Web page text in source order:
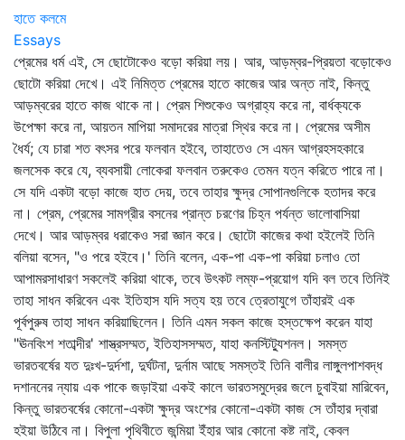
হাতে কলমে
Essays
প্রেমের ধর্ম এই, সে ছোটোকেও বড়ো করিয়া লয়। আর, আড়ম্বর-প্রিয়তা বড়োকেও
ছোটো করিয়া দেখে। এই নিমিত্ত প্রেমের হাতে কাজের আর অন্ত নাই, কিন্তু
আড়ম্বরের হাতে কাজ থাকে না। প্রেম শিশুকেও অগ্রাহ্য করে না, বার্ধক্যকে
উপেক্ষা করে না, আয়তন মাপিয়া সমাদরের মাত্রা স্থির করে না। প্রেমের অসীম
ধৈর্য; যে চারা শত বৎসর পরে ফলবান হইবে, তাহাতেও সে এমন আগ্রহসহকারে
জলসেক করে যে, ব্যবসায়ী লোকেরা ফলবান তরুকেও তেমন যত্ন করিতে পারে না।
সে যদি একটা বড়ো কাজে হাত দেয়, তবে তাহার ক্ষুদ্র সোপানগুলিকে হতাদর করে
না। প্রেম, প্রেমের সামগ্রীর বসনের প্রান্ত চরণের চিহ্ন পর্যন্ত ভালোবাসিয়া
দেখে। আর আড়ম্বর ধরাকেও সরা জ্ঞান করে। ছোটো কাজের কথা হইলেই তিনি
বলিয়া বসেন, "ও পরে হইবে।' তিনি বলেন, এক-পা এক-পা করিয়া চলাও তো
আপামরসাধারণ সকলেই করিয়া থাকে, তবে উৎকট লম্ফ-প্রয়োগ যদি বল তবে তিনিই
তাহা সাধন করিবেন এবং ইতিহাস যদি সত্য হয় তবে ত্রেতাযুগে তাঁহারই এক
পূর্বপুরুষ তাহা সাধন করিয়াছিলেন। তিনি এমন সকল কাজে হস্তক্ষেপ করেন যাহা
"ঊনবিংশ শতাব্দীর' শাস্ত্রসম্মত, ইতিহাসসম্মত, যাহা কনস্টিট্যুশনল। সমস্ত
ভারতবর্ষের যত দুঃখ-দুর্দশা, দুর্ঘটনা, দুর্নাম আছে সমস্তই তিনি বালীর লাঙ্গুলপাশবদ্ধ
দশাননের ন্যায় এক পাকে জড়াইয়া একই কালে ভারতসমুদ্রের জলে চুবাইয়া মারিবেন,
কিন্তু ভারতবর্ষের কোনো-একটা ক্ষুদ্র অংশের কোনো-একটা কাজ সে তাঁহার দ্বারা
হইয়া উঠিবে না। বিপুলা পৃথিবীতে জন্মিয়া ইঁহার আর কোনো কষ্ট নাই, কেবল